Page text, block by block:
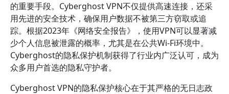
的重要手段。Cyberghost VPN不仅提供高速连接，还采
用先进的安全技术，确保用户数据不被第三方窃取或追
踪。根据2023年《网络安全报告》，使用VPN可以显著减
少个人信息被泄露的概率，尤其是在公共Wi-Fi环境中。
Cyberghost的隐私保护机制获得了行业内广泛认可，成为
众多用户首选的隐私守护者。
Cyberghost VPN的隐私保护核心在于其严格的无日志政